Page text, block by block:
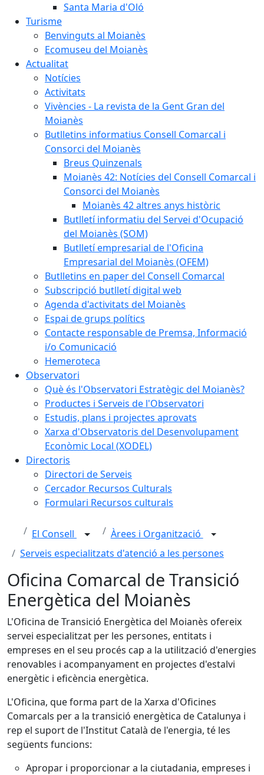
Santa Maria d'Oló
Turisme
Benvinguts al Moianès
Ecomuseu del Moianès
Actualitat
Notícies
Activitats
Vivències - La revista de la Gent Gran del
Moianès
Butlletins informatius Consell Comarcal i
Consorci del Moianès
Breus Quinzenals
Moianès 42: Notícies del Consell Comarcal i
Consorci del Moianès
Moianès 42 altres anys històric
Butlletí informatiu del Servei d'Ocupació
del Moianès (SOM)
Butlletí empresarial de l'Oficina
Empresarial del Moianès (OFEM)
Butlletins en paper del Consell Comarcal
Subscripció butlletí digital web
Agenda d'activitats del Moianès
Espai de grups polítics
Contacte responsable de Premsa, Informació
i/o Comunicació
Hemeroteca
Observatori
Què és l'Observatori Estratègic del Moianès?
Productes i Serveis de l'Observatori
Estudis, plans i projectes aprovats
Xarxa d'Observatoris del Desenvolupament
Econòmic Local (XODEL)
Directoris
Directori de Serveis
Cercador Recursos Culturals
Formulari Recursos culturals
El Consell
Àrees i Organització
Serveis especialitzats d'atenció a les persones
Oficina Comarcal de Transició
Energètica del Moianès
L'Oficina de Transició Energètica del Moianès ofereix
servei especialitzat per les persones, entitats i
empreses en el seu procés cap a la utilització d'energies
renovables i acompanyament en projectes d'estalvi
energètic i eficència energètica.
L'Oficina, que forma part de la Xarxa d'Oficines
Comarcals per a la transició energètica de Catalunya i
rep el suport de l'Institut Català de l'energia, té les
següents funcions:
Apropar i proporcionar a la ciutadania, empreses i